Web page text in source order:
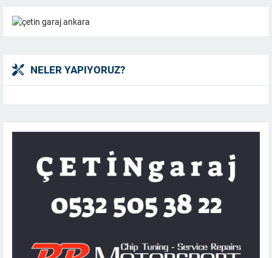
NELER YAPIYORUZ?